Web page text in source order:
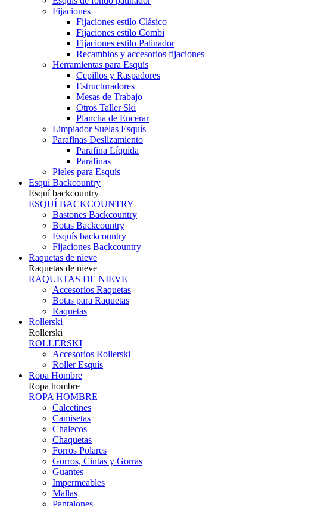
Fijaciones
Fijaciones estilo Clásico
Fijaciones estilo Combi
Fijaciones estilo Patinador
Recambios y accesorios fijaciones
Herramientas para Esquís
Cepillos y Raspadores
Estructuradores
Mesas de Trabajo
Otros Taller Ski
Plancha de Encerar
Limpiador Suelas Esquís
Parafinas Deslizamiento
Parafina Líquida
Parafinas
Pieles para Esquís
Esquí Backcountry
Esquí backcountry
ESQUÍ BACKCOUNTRY
Bastones Backcountry
Botas Backcountry
Esquís backcountry
Fijaciones Backcountry
Raquetas de nieve
Raquetas de nieve
RAQUETAS DE NIEVE
Accesorios Raquetas
Botas para Raquetas
Raquetas
Rollerski
Rollerski
ROLLERSKI
Accesorios Rollerski
Roller Esquís
Ropa Hombre
Ropa hombre
ROPA HOMBRE
Calcetines
Camisetas
Chalecos
Chaquetas
Forros Polares
Gorros, Cintas y Gorras
Guantes
Impermeables
Mallas
Pantalones